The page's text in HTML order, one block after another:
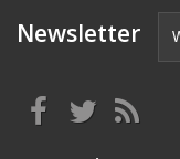
Newsletter